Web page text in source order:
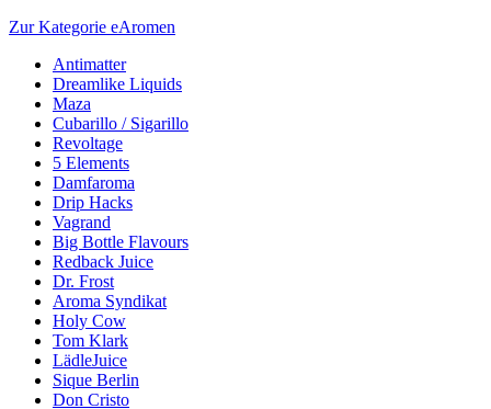
Zur Kategorie eAromen
Antimatter
Dreamlike Liquids
Maza
Cubarillo / Sigarillo
Revoltage
5 Elements
Damfaroma
Drip Hacks
Vagrand
Big Bottle Flavours
Redback Juice
Dr. Frost
Aroma Syndikat
Holy Cow
Tom Klark
LädleJuice
Sique Berlin
Don Cristo